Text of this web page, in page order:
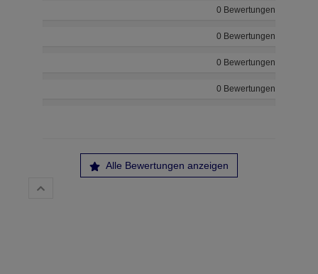
0 Bewertungen
0 Bewertungen
0 Bewertungen
0 Bewertungen
Alle Bewertungen anzeigen